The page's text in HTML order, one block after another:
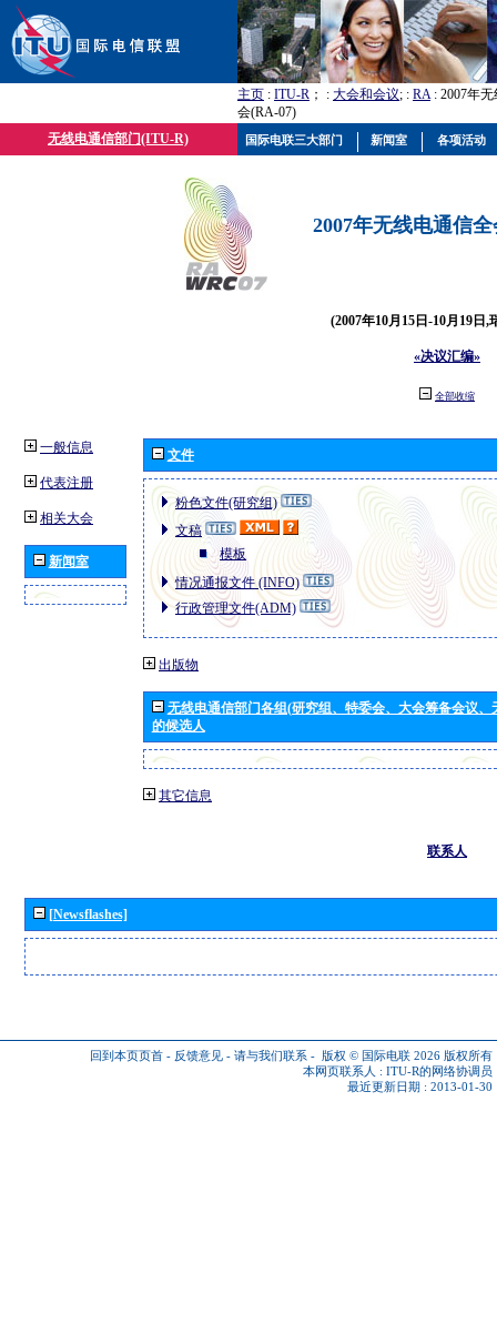
主页 : ITU-R ； : 大会和会议; : RA: 2007年
会(RA-07)
无线电通信部门(ITU-R)
2007年无线电通信
(2007年10月15日-10月19日,
«决议汇编»
全部收缩
一般信息
代表注册
相关大会
新闻室
文件
粉色文件(研究组)
文稿
模板
情况通报文件 (INFO)
行政管理文件(ADM)
出版物
无线电通信部门各组(研究组、特委会、大会筹备会议
的候选人
其它信息
联系人
[Newsflashes]
回到本页页首 - 反馈意见 - 请与我们联系 - 版权 © 国际电联 2026 版权所有
本网页联系人 : ITU-R的网络协调员
最近更新日期 : 2013-01-30
国际电联三大部门 新闻室 各项活动